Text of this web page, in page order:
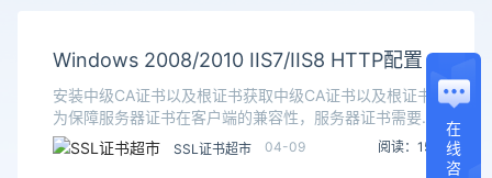
Windows 2008/2010 IIS7/IIS8 HTTP配置
安装中级CA证书以及根证书获取中级CA证书以及根证书
为保障服务器证书在客户端的兼容性，服务器证书需要安
装两张中级CA证书,一个根证书。在iTrustSSL平台申请完
成后下载 - 解压安装服务器证书中级
SSL证书超市 04-09 阅读：159
在
线
咨